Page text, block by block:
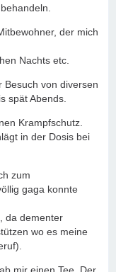
der mich
Nachts etc.
Besuch von diversen
spät Abends.
Krampfschutz.
in der Dosis bei
zum
gaga konnte
da dementer
wo es meine